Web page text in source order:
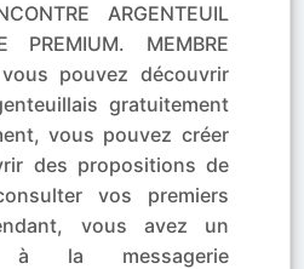
ARGENTEUIL
PREMIUM. MEMBRE
pouvez découvrir
gratuitement
vous pouvez créer
des propositions de
vos premiers
vous avez un
à la messagerie